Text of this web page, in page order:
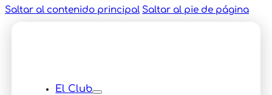
Saltar al contenido principal Saltar al pie de página
El Club